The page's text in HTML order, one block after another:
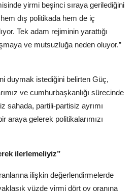
yirmi beşinci sıraya gerilediğini
dış politikada hem de iç
Tek adam rejiminin yarattığı
ve mutsuzluğa neden oluyor.”
duymak istediğini belirten Güç,
ve cumhurbaşkanlığı sürecinde
sahada, partili-partisiz ayrımı
araya gelerek politikalarımızı
ilerlemeliyiz”
ilişkin değerlendirmelerde
yüzde yirmi dört oy oranına